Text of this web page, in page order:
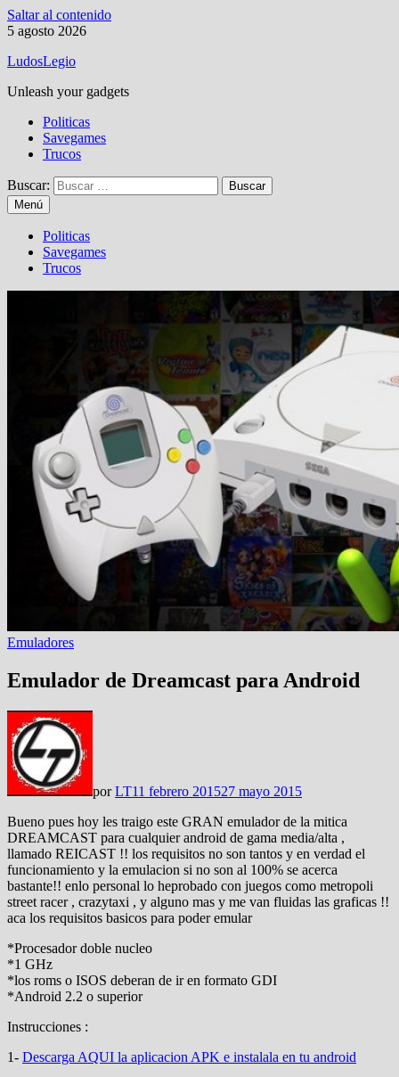
Saltar al contenido
5 agosto 2026
LudosLegio
Unleash your gadgets
Politicas
Savegames
Trucos
Buscar:
Menú
Politicas
Savegames
Trucos
Emuladores
Emulador de Dreamcast para Android
porLT11 febrero 201527 mayo 2015
Bueno pues hoy les traigo este GRAN emulador de la mitica
DREAMCAST para cualquier android de gama media/alta ,
llamado REICAST !! los requisitos no son tantos y en verdad el
funcionamiento y la emulacion si no son al 100% se acerca
bastante!! enlo personal lo heprobado con juegos como metropoli
street racer , crazytaxi , y alguno mas y me van fluidas las graficas !!
aca los requisitos basicos para poder emular
*Procesador doble nucleo
*1 GHz
*los roms o ISOS deberan de ir en formato GDI
*Android 2.2 o superior
Instrucciones :
1- Descarga AQUI la aplicacion APK e instalala en tu android